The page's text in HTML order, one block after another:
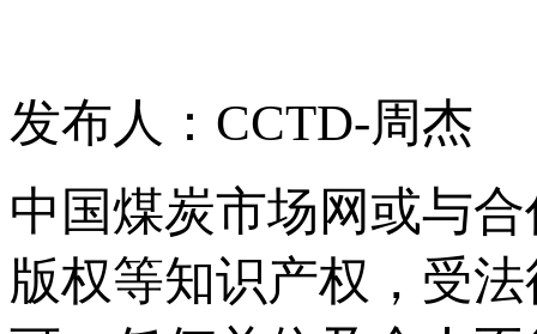
发布人：CCTD-周杰
中国煤炭市场网或与
版权等知识产权，受